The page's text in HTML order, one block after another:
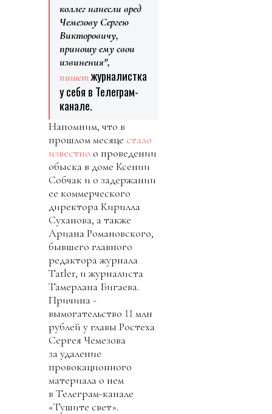
коллег нанесли вред
Чемезову Сергею
Викторовичу,
приношу ему свои
извинения",
пишетжурналистка
у себя в Телеграм-
канале.
Напомним, что в
прошлом месяце стало
известно о проведении
обыска в доме Ксении
Собчак и о задержании
ее коммерческого
директора Кирилла
Суханова, а также
Ариана Романовского,
бывшего главного
редактора журнала
Tatler, и журналиста
Тамерлана Бигаева.
Причина -
вымогательство 11 млн
рублей у главы Ростеха
Сергея Чемезова
за удаление
провокационного
материала о нем
в Телеграм-канале
«Тушите свет».